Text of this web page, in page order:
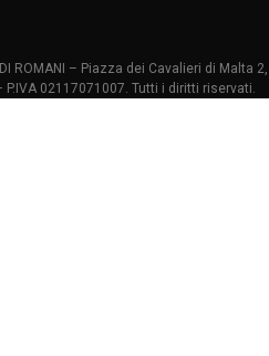
ROMANI – Piazza dei Cavalieri di Malta 2,
02117071007. Tutti i diritti riservati.